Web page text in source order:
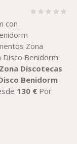
con
Zona
Benidorm.
Discotecas
Benidorm
130 € Por